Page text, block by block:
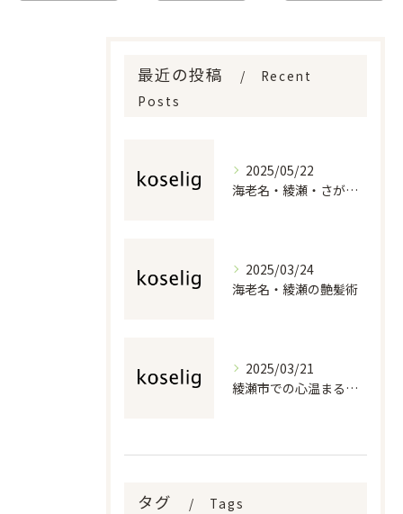
最近の投稿
Recent
Posts
2025/05/22
海老名・綾瀬・さがみ野の美容室で若々しいスタイルを
2025/03/24
海老名・綾瀬の艶髪術
2025/03/21
綾瀬市での心温まる美容室体験
タグ Tags